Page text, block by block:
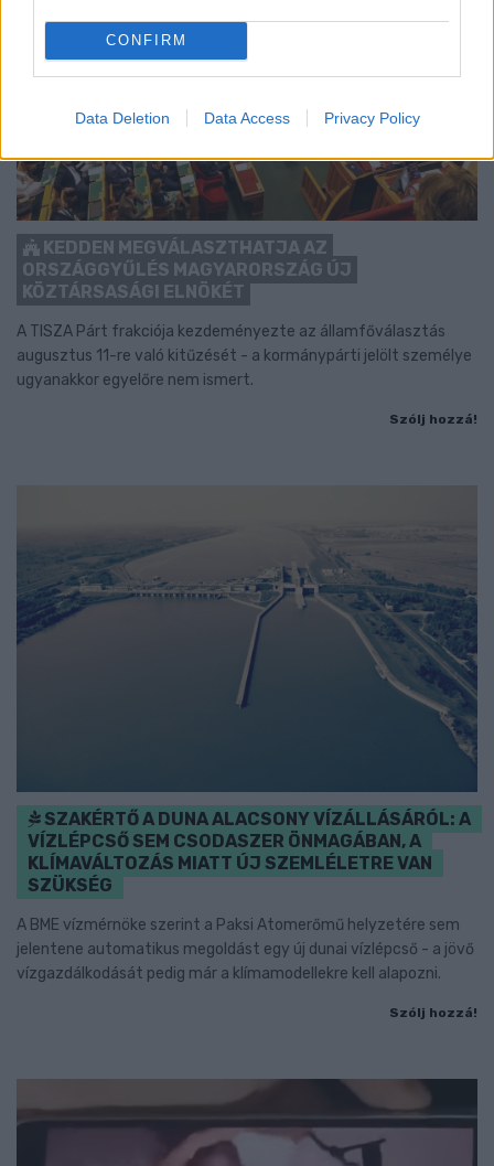
CONFIRM
Data Deletion Data Access Privacy Policy
KEDDEN MEGVÁLASZTHATJA AZ
ORSZÁGGYŰLÉS MAGYARORSZÁG ÚJ
KÖZTÁRSASÁGI ELNÖKÉT
A TISZA Párt frakciója kezdeményezte az államfőválasztás
augusztus 11-re való kitűzését - a kormánypárti jelölt személye
ugyanakkor egyelőre nem ismert.
Szólj hozzá!
SZAKÉRTŐ A DUNA ALACSONY VÍZÁLLÁSÁRÓL: A
VÍZLÉPCSŐ SEM CSODASZER ÖNMAGÁBAN, A
KLÍMAVÁLTOZÁS MIATT ÚJ SZEMLÉLETRE VAN
SZÜKSÉG
A BME vízmérnöke szerint a Paksi Atomerőmű helyzetére sem
jelentene automatikus megoldást egy új dunai vízlépcső - a jövő
vízgazdálkodását pedig már a klímamodellekre kell alapozni.
Szólj hozzá!